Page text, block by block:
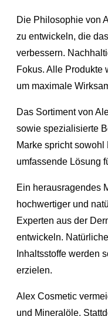
Die Philosophie von
zu entwickeln, die
verbessern.
Fokus. Alle Produkte
um maximale
Das Sortiment von
sowie spezialisierte
Marke spricht
umfassende Lösung
Ein herausragendes
hochwertiger und
Experten aus der
entwickeln.
Inhaltsstoffe werden
erzielen.
Alex Cosmetic
und Mineralöle.